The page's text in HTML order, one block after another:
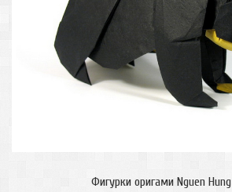
Фигурки оригами Nguen